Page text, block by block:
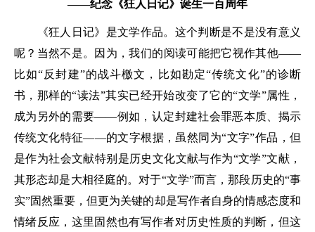
——纪念《狂人日记》诞生一百周年
《狂人日记》是文学作品。这个判断是不是没有意义
呢？当然不是。因为，我们的阅读可能把它视作其他——
比如“反封建”的战斗檄文，比如勘定“传统文化”的诊断
书，那样的“读法”其实已经开始改变了它的“文学”属性，
成为另外的需要——例如，认定封建社会罪恶本质、揭示
传统文化特征——的文字根据，虽然同为“文字”作品，但
是作为社会文献特别是历史文化文献与作为“文学”文献，
其形态却是大相径庭的。对于“文学”而言，那段历史的“事
实”固然重要，但更为关键的却是写作者自身的情感态度和
情绪反应，这里固然也有写作者对历史性质的判断，但这